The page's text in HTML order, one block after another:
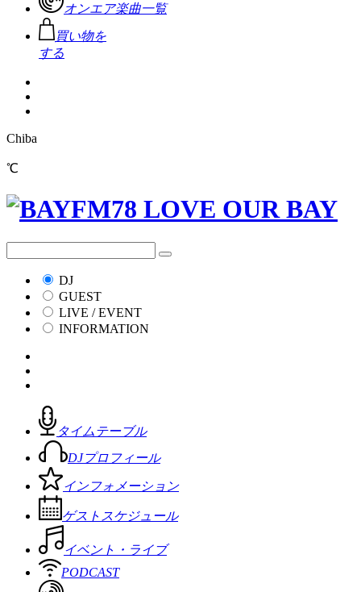
オンエア楽曲一覧
買い物を
する
Chiba
℃
DJ
GUEST
LIVE / EVENT
INFORMATION
タイムテーブル
DJプロフィール
インフォメーション
ゲストスケジュール
イベント・ライブ
PODCAST